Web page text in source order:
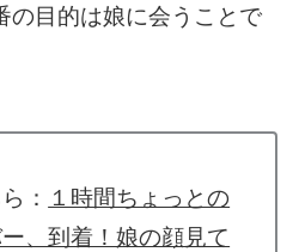
の目的は娘に会うことで
：
１時間ちょっとの
、到着！娘の顔見て